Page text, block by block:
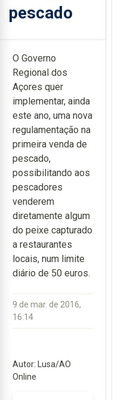
pescado
O Governo
Regional dos
Açores quer
implementar, ainda
este ano, uma nova
regulamentação na
primeira venda de
pescado,
possibilitando aos
pescadores
venderem
diretamente algum
do peixe capturado
a restaurantes
locais, num limite
diário de 50 euros.
9 de mar. de 2016,
16:14
Autor: Lusa/AO
Online